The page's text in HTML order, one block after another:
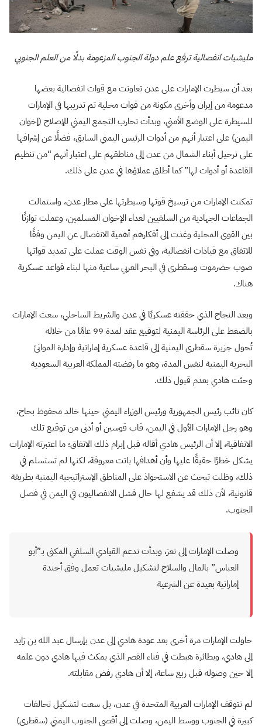
مليشيات انفصالية ترفع علم دولة الجنوب المزعومة بدلًا من العلم الجنوبي
بعد أن سيطرت الإمارات على عدن تعاونت مع قوات انفصالية بعضها
مدعومة من إيران وأخرى مكونة من قوات محلية تم تدريبها في الإمارات
للسيطرة على الوضع الأمني، وبدأت تحارب التجمع اليمني للإصلاح (إخوان
اليمن) على اعتبار أنهم من أدوات الرئيس اليمني السابق، فضلًا عن إشرافها
على ترحيل أبناء الشمال من عدن إلى مناطقهم على اعتبار أنهم “من تنظيم
القاعدة أو أدوات لها” كما أطلق عملاؤها في عدن على ذلك.
تمكنت الإمارات من ترسيخ قوتها وسيطرتها على مطار عدن، واستمالت
الجماعات الجهادية من السلفيين لعداء الإخوان المسلمين، وعملت توازنًا
بين القوى المحلية وغذت إلى أفكارهم أهمية الانفصال عن اليمن وفقًا
للاتفاق مع قيادات انفصالية، وفي نفس الوقت عملت على تمديد قواتها
صوب حضرموت وسقطرى في البحر العربي ساعية منها لبناء قواعد عسكرية
هناك.
وبعد النجاح الذي حققته عسكريًا في عدن والشريط الساحلي، سعت الإمارات
بالضغط على الرئاسة اليمنية لتوقيع عقد لمدة 99 عامًا من خلاله
تُحول جزيرة سقطرى اليمنية إلى قاعدة عسكرية إماراتية وإدارة الموانئ
البحرية اليمنية لنفس المدة، وهو ما رفضته المملكة العربية السعودية
وحثت هادي بعدم قبول ذلك.
كان نائب رئيس الجمهورية ورئيس الوزراء اليمني حينها خالد محفوظ بحاح،
وهو رجل الإمارات الأول في اليمن، قاب قوسين أو أدنى من توقيع تلك
الاتفاقية، إلا أن الرئيس هادي أقاله قبل إبرام ذلك الاتفاق؛ ما اعتبرته الإمارات
يشكل خطرًا حقيقًا عليها وأن أهدافها باتت معروفة، لكنها لم تستسلم في
ذلك، وظلت تبحث عن الاستحواذ على المناطق الإستراتيجية اليمنية بطريقة
قانونية، لأن ذلك قد يشفع لها حال فشل الانفصاليون في اليمن في فصل
الجنوب.
وصلت الإمارات إلى تعز، وبدأت تدعم القيادي السلفي المكنى بـ”أبو
العباس” بالمال والسلاح لتشكيل مليشيات تعمل وفق أجندة
إماراتية بعيدة عن الشرعية
حاولت الإمارات مرة أخرى بعد عودة هادي إلى عدن بإرسال عبد الله بن زايد
إلى هادي، وبطائرة هبطت في فناء القصر الذي يمكث فيها هادي دون علمه
إلا حين وصوله قبل ربع ساعة، إلا أن هادي رفض مقابلته.
لم تتوقف الإمارات العربية المتحدة في عدن، بل سعت لتشكيل تحالفات
كبيرة في الجنوب ووسط اليمن، وصلت إلى أقصى الجنوب اليمني (سقطرى)